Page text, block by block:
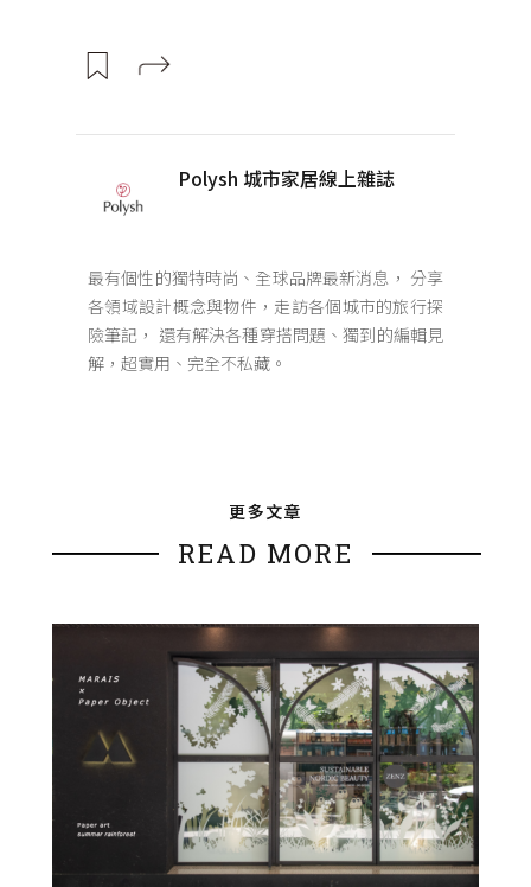
Polysh 城市家居線上雜誌
最有個性的獨特時尚、全球品牌最新消息， 分享
各領域設計概念與物件，走訪各個城市的旅行探
險筆記， 還有解決各種穿搭問題、獨到的編輯見
解，超實用、完全不私藏。
更多文章
READ MORE